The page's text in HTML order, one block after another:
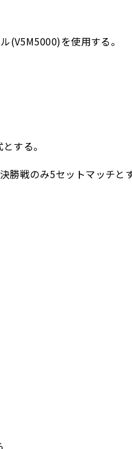
(V5M5000)を使用する。
する。
勝戦のみ5セットマッチと